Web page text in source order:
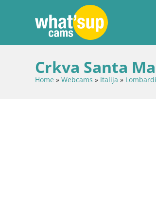
Crkva Santa
Home » Webcams » Italija »